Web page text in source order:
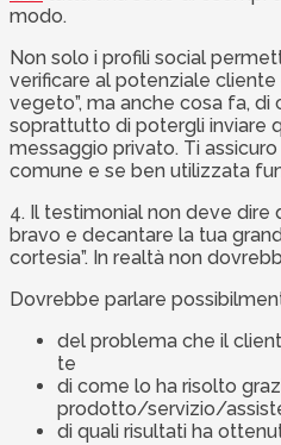
modo.
Non solo i profili social
verificare al potenziale
vegeto”, ma anche cosa fa, di
soprattutto di potergli inviare
messaggio privato. Ti
comune e se ben utilizzata
4. Il testimonial non deve dire
bravo e decantare la tua
cortesia”. In realtà non
Dovrebbe parlare
del problema che il
te
di come lo ha risolto
prodotto/servizio/
di quali risultati ha